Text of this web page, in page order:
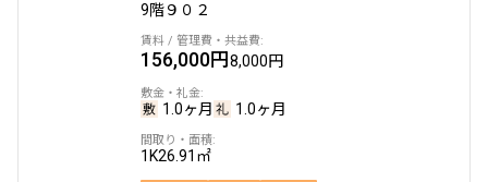
9階９０２
156,000円8,000円
1.0ヶ月 1.0ヶ月
1K26.91㎡